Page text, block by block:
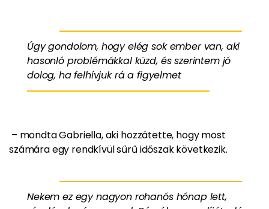
Úgy gondolom, hogy elég sok ember van, aki
hasonló problémákkal küzd, és szerintem jó
dolog, ha felhívjuk rá a figyelmet
– mondta Gabriella, aki hozzátette, hogy most
számára egy rendkívül sűrű időszak következik.
Nekem ez egy nagyon rohanós hónap lett,